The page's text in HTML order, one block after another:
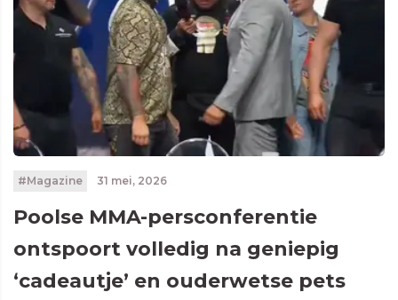
#Magazine 31 mei, 2026
Poolse MMA-persconferentie
ontspoort volledig na geniepig
‘cadeautje’ en ouderwetse pets